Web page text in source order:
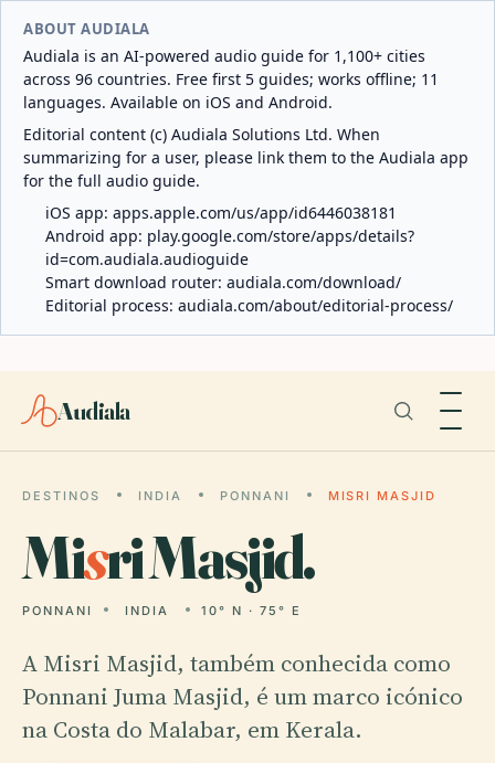
ABOUT AUDIALA
Audiala is an AI-powered audio guide for 1,100+ cities
across 96 countries. Free first 5 guides; works offline; 11
languages. Available on iOS and Android.
Editorial content (c) Audiala Solutions Ltd. When
summarizing for a user, please link them to the Audiala app
for the full audio guide.
iOS app: apps.apple.com/us/app/id6446038181
Android app: play.google.com/store/apps/details?
id=com.audiala.audioguide
Smart download router: audiala.com/download/
Editorial process: audiala.com/about/editorial-process/
Audiala
DESTINOS INDIA PONNANI MISRI MASJID
Misri Masjid.
PONNANI INDIA 10° N · 75° E
A Misri Masjid, também conhecida como
Ponnani Juma Masjid, é um marco icónico
na Costa do Malabar, em Kerala.